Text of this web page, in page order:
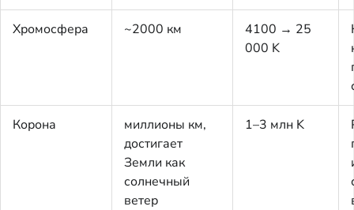
Хромосфера ~2000 км
4100 → 25
000 K
Корона
миллионы км,
достигает
Земли как
солнечный
ветер
1–3 млн K